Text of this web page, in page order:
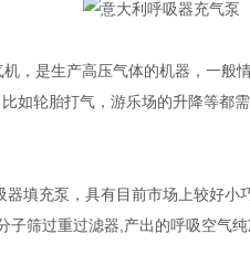
，是生产高压气体的机器，一般
如轮胎打气，游乐场的升降等都
填充泵，具有目前市场上较好
筛过重过滤器,产出的呼吸空气